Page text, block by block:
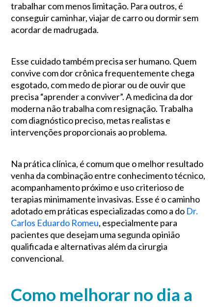
trabalhar com menos limitação. Para outros, é
conseguir caminhar, viajar de carro ou dormir sem
acordar de madrugada.
Esse cuidado também precisa ser humano. Quem
convive com dor crônica frequentemente chega
esgotado, com medo de piorar ou de ouvir que
precisa “aprender a conviver”. A medicina da dor
moderna não trabalha com resignação. Trabalha
com diagnóstico preciso, metas realistas e
intervenções proporcionais ao problema.
Na prática clínica, é comum que o melhor resultado
venha da combinação entre conhecimento técnico,
acompanhamento próximo e uso criterioso de
terapias minimamente invasivas. Esse é o caminho
adotado em práticas especializadas como a do Dr.
Carlos Eduardo Romeu, especialmente para
pacientes que desejam uma segunda opinião
qualificada e alternativas além da cirurgia
convencional.
Como melhorar no dia a